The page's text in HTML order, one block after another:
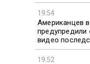
19:54
Американцев
предупредили
видео
19:52